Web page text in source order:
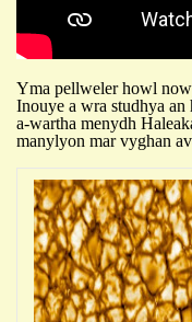
Yma pellweler howl
Inouye a wra studhya
a-wartha menydh
manylyon mar vyghan